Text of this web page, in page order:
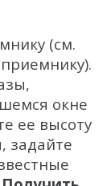
(см.
окне
ее высоту
задайте